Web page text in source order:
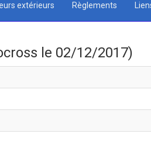
extérieurs Règlements
le 02/12/2017)